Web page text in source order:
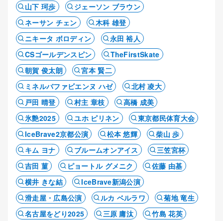
山下 珂歩
ジェーソン ブラウン
ネーサン チェン
木科 雄登
ニキータ ボロディン
永田 裕人
CSゴールデンスピン
TheFirstSkate
朝賀 俊太朗
宮本 賢二
ミネルバファビエンヌ ハゼ
北村 凌大
戸田 晴登
村主 章枝
高橋 成美
氷艶2025
ユホ ピリネン
東京都民体育大会
IceBrave2京都公演
松本 悠輝
柴山 歩
キム ヨナ
ブルームオンアイス
三笠宮杯
吉田 菫
ピョートル グメニク
佐藤 由基
横井 きな結
IceBrave新潟公演
滑走屋・広島公演
ルカ ベルラワ
菊地 竜生
名古屋をどり2025
三原 庸汰
竹島 花英